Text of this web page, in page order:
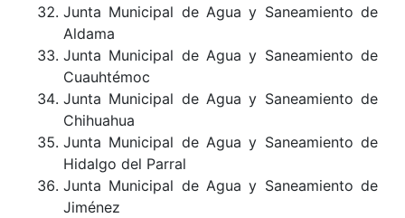
Junta Municipal de Agua y Saneamiento de
Aldama
Junta Municipal de Agua y Saneamiento de
Cuauhtémoc
Junta Municipal de Agua y Saneamiento de
Chihuahua
Junta Municipal de Agua y Saneamiento de
Hidalgo del Parral
Junta Municipal de Agua y Saneamiento de
Jiménez